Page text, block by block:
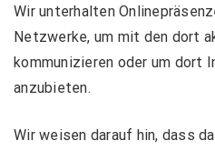
Wir unterhalten
Netzwerke, um mit den dort
kommunizieren oder um dort
anzubieten.
Wir weisen darauf hin, dass